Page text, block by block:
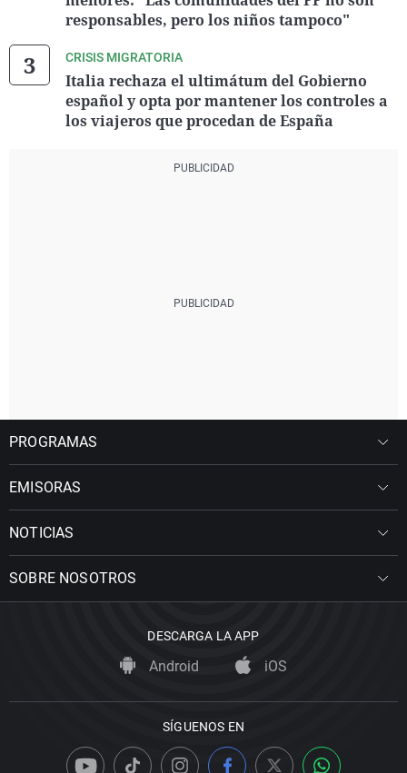
responsables, pero los niños tampoco"
CRISIS MIGRATORIA
Italia rechaza el ultimátum del Gobierno
español y opta por mantener los controles a
los viajeros que procedan de España
PROGRAMAS
EMISORAS
NOTICIAS
SOBRE NOSOTROS
DESCARGA LA APP
Android iOS
SÍGUENOS EN